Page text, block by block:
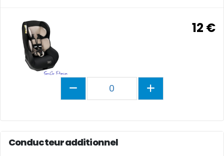
12 €
0
Conducteur additionnel